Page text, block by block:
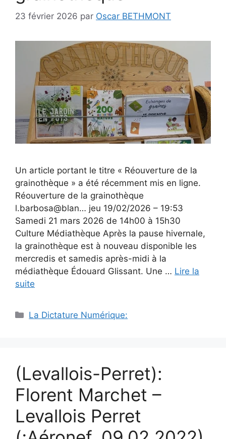
23 février 2026 par Oscar BETHMONT
Un article portant le titre « Réouverture de la
grainothèque » a été récemment mis en ligne.
Réouverture de la grainothèque
l.barbosa@blan… jeu 19/02/2026 – 19:53
Samedi 21 mars 2026 de 14h00 à 15h30
Culture Médiathèque Après la pause hivernale,
la grainothèque est à nouveau disponible les
mercredis et samedis après-midi à la
médiathèque Édouard Glissant. Une … Lire la
suite
Catégories
La Dictature Numérique:
(Levallois-Perret):
Florent Marchet –
Levallois Perret